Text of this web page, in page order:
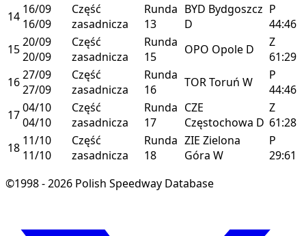
14 16/09
16/09
Część
zasadnicza
Runda
13
BYD Bydgoszcz
D
P
44:46
1520/09
20/09
Część
zasadnicza
Runda
15
OPO Opole D
Z
61:29
1627/09
27/09
Część
zasadnicza
Runda
16
TORToruń W
P
44:46
1704/10
04/10
Część
zasadnicza
Runda
17
CZE
Częstochowa D
Z
61:28
18 11/10
11/10
Część
zasadnicza
Runda
18
ZIE Zielona
Góra W
P
29:61
©1998 - 2026 Polish Speedway Database